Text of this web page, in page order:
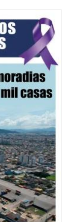
das marés com